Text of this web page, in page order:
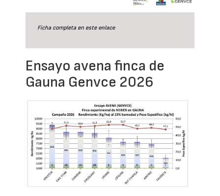
Ficha completa en este enlace
Ensayo avena finca de
Gauna Genvce 2026